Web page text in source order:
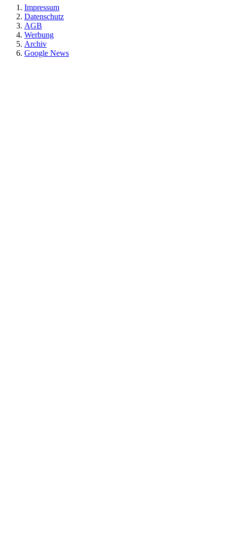
Impressum
Datenschutz
AGB
Werbung
Archiv
Google News